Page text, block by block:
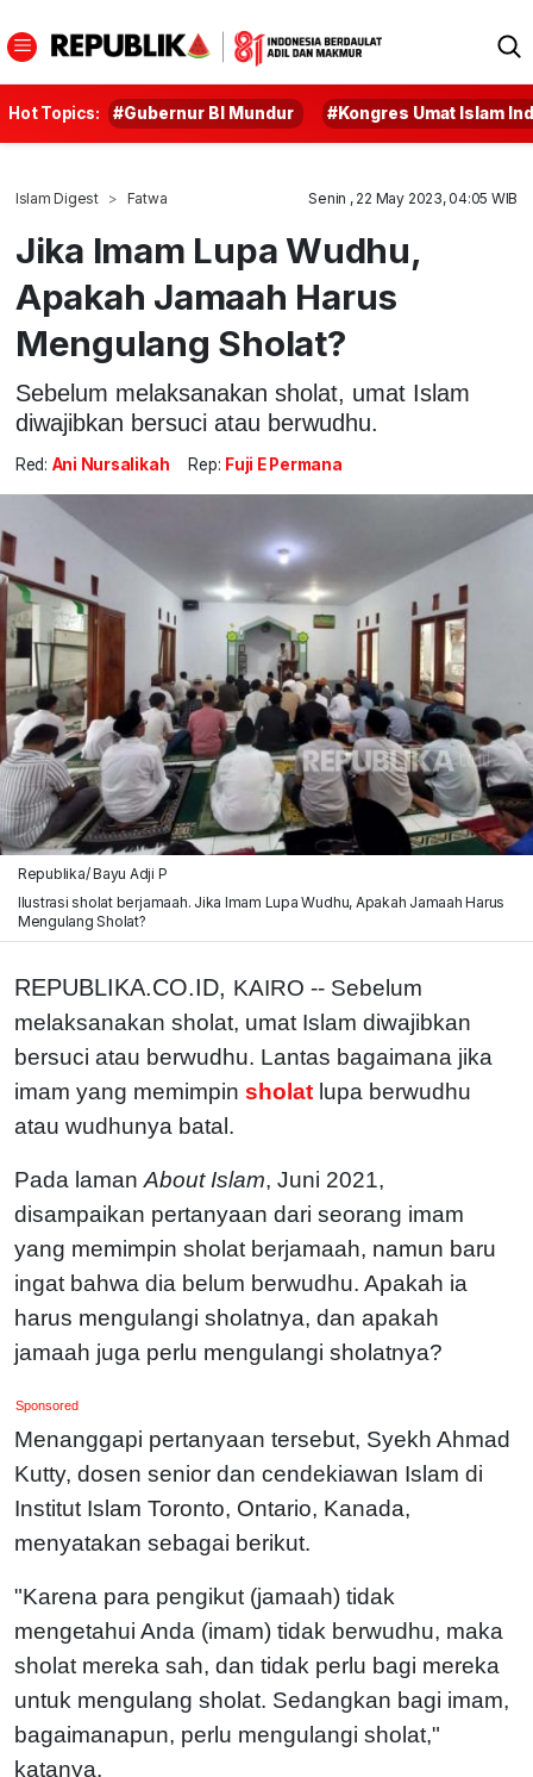
Hot Topics: #Gubernur BI Mundur #Kongres Umat Islam
Islam Digest Fatwa Senin , 22 May 2023, 04:05 WIB
Jika Imam Lupa Wudhu,
Apakah Jamaah Harus
Mengulang Sholat?
Sebelum melaksanakan sholat, umat Islam
diwajibkan bersuci atau berwudhu.
Red: Ani Nursalikah Rep: Fuji E Permana
Republika/ Bayu Adji P
Ilustrasi sholat berjamaah. Jika Imam Lupa Wudhu, Apakah Jamaah Harus
Mengulang Sholat?
REPUBLIKA.CO.ID, KAIRO -- Sebelum
melaksanakan sholat, umat Islam diwajibkan
bersuci atau berwudhu. Lantas bagaimana jika
imam yang memimpin sholat lupa berwudhu
atau wudhunya batal.
Pada laman About Islam, Juni 2021,
disampaikan pertanyaan dari seorang imam
yang memimpin sholat berjamaah, namun baru
ingat bahwa dia belum berwudhu. Apakah ia
harus mengulangi sholatnya, dan apakah
jamaah juga perlu mengulangi sholatnya?
Sponsored
Menanggapi pertanyaan tersebut, Syekh Ahmad
Kutty, dosen senior dan cendekiawan Islam di
Institut Islam Toronto, Ontario, Kanada,
menyatakan sebagai berikut.
"Karena para pengikut (jamaah) tidak
mengetahui Anda (imam) tidak berwudhu, maka
sholat mereka sah, dan tidak perlu bagi mereka
untuk mengulang sholat. Sedangkan bagi imam,
bagaimanapun, perlu mengulangi sholat,"
katanya.